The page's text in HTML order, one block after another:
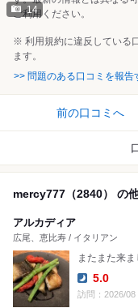
14
ご利用ください。
※ 利用規約に違反している
ます。
>> 問題のある口コミを報告
前の口コミへ
mercy777（2840） の
アルカディア
広尾、恵比寿 / イタリアン
またまた来
Dinner:
5.0
訪問：2026/08